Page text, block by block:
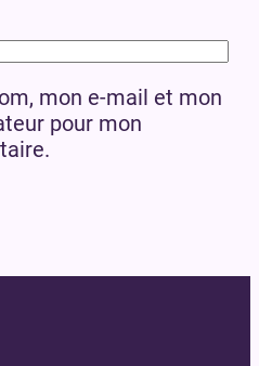
mon e-mail et mon
pour mon